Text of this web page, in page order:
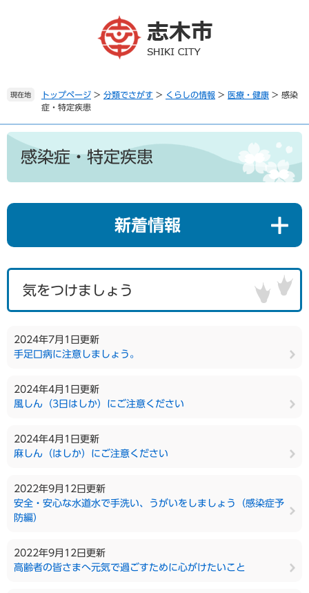
。
て
本
現在地 トップページ > 分類でさがす > くらしの情報 > 医療・健康 > 感染
症・特定疾患
本
感染症・特定疾患
新着情報
気をつけましょう
2024年7月1日更新
手足口病に注意しましょう。
2024年4月1日更新
風しん（3日はしか）にご注意ください
2024年4月1日更新
麻しん（はしか）にご注意ください
2022年9月12日更新
安全・安心な水道水で手洗い、うがいをしましょう（感染症予
防編）
2022年9月12日更新
高齢者の皆さまへ元気で過ごすために心がけたいこと